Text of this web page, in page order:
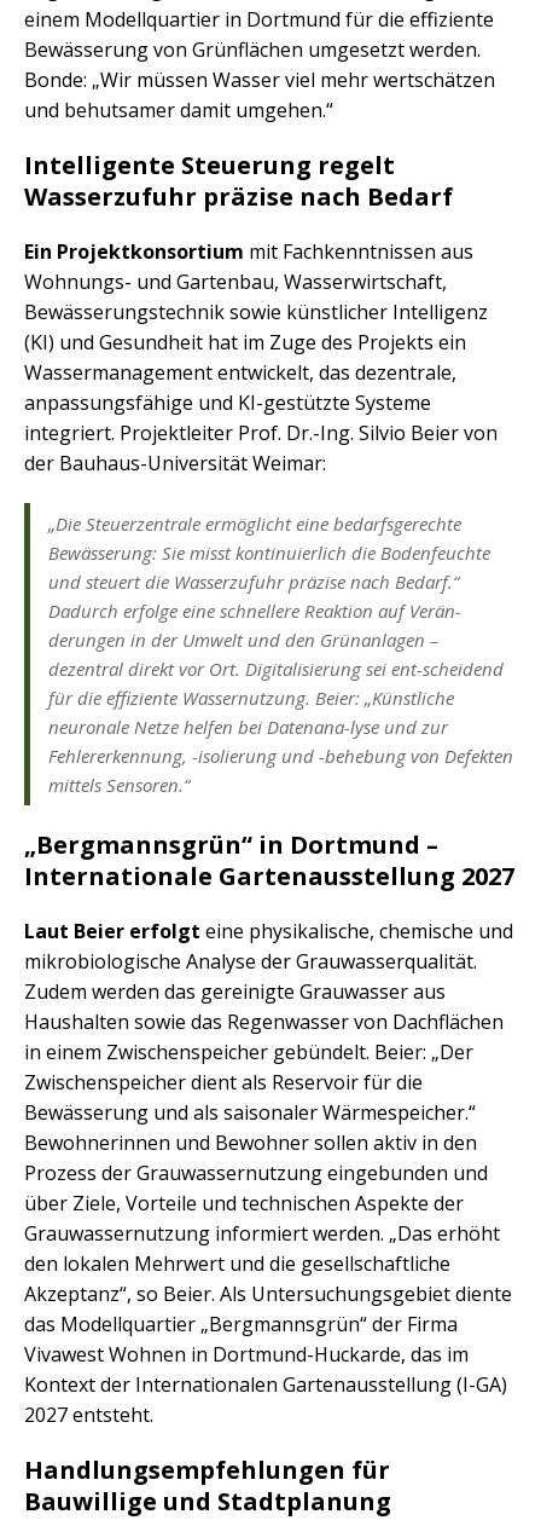
einem Modellquartier in Dortmund für die effiziente
Bewässerung von Grünflächen umgesetzt werden.
Bonde: „Wir müssen Wasser viel mehr wertschätzen
und behutsamer damit umgehen.“
Intelligente Steuerung regelt
Wasserzufuhr präzise nach Bedarf
Ein Projektkonsortium mit Fachkenntnissen aus
Wohnungs- und Gartenbau, Wasserwirtschaft,
Bewässerungstechnik sowie künstlicher Intelligenz
(KI) und Gesundheit hat im Zuge des Projekts ein
Wassermanagement entwickelt, das dezentrale,
anpassungsfähige und KI-gestützte Systeme
integriert. Projektleiter Prof. Dr.-Ing. Silvio Beier von
der Bauhaus-Universität Weimar:
„Die Steuerzentrale ermöglicht eine bedarfsgerechte
Bewässerung: Sie misst kontinuierlich die Bodenfeuchte
und steuert die Wasserzufuhr präzise nach Bedarf.“
Dadurch erfolge eine schnellere Reaktion auf Verän-
derungen in der Umwelt und den Grünanlagen –
dezentral direkt vor Ort. Digitalisierung sei ent-scheidend
für die effiziente Wassernutzung. Beier: „Künstliche
neuronale Netze helfen bei Datenana-lyse und zur
Fehlererkennung, -isolierung und -behebung von Defekten
mittels Sensoren.“
„Bergmannsgrün“ in Dortmund –
Internationale Gartenausstellung 2027
Laut Beier erfolgt eine physikalische, chemische und
mikrobiologische Analyse der Grauwasserqualität.
Zudem werden das gereinigte Grauwasser aus
Haushalten sowie das Regenwasser von Dachflächen
in einem Zwischenspeicher gebündelt. Beier: „Der
Zwischenspeicher dient als Reservoir für die
Bewässerung und als saisonaler Wärmespeicher.“
Bewohnerinnen und Bewohner sollen aktiv in den
Prozess der Grauwassernutzung eingebunden und
über Ziele, Vorteile und technischen Aspekte der
Grauwassernutzung informiert werden. „Das erhöht
den lokalen Mehrwert und die gesellschaftliche
Akzeptanz“, so Beier. Als Untersuchungsgebiet diente
das Modellquartier „Bergmannsgrün“ der Firma
Vivawest Wohnen in Dortmund-Huckarde, das im
Kontext der Internationalen Gartenausstellung (I-GA)
2027 entsteht.
Handlungsempfehlungen für
Bauwillige und Stadtplanung